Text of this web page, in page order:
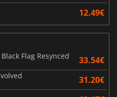
12.49€
Flag Resynced
33.54€
31.20€